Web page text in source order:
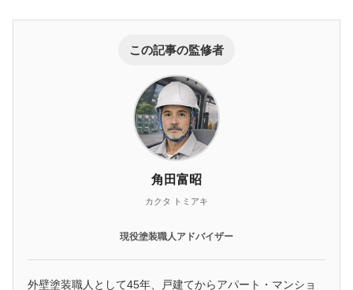
この記事の監修者
角田富昭
カクタ トミアキ
現役塗装職人アドバイザー
外壁塗装職人として45年、戸建てからアパート・マンショ